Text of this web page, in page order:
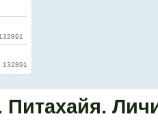
132891
Питахайя.